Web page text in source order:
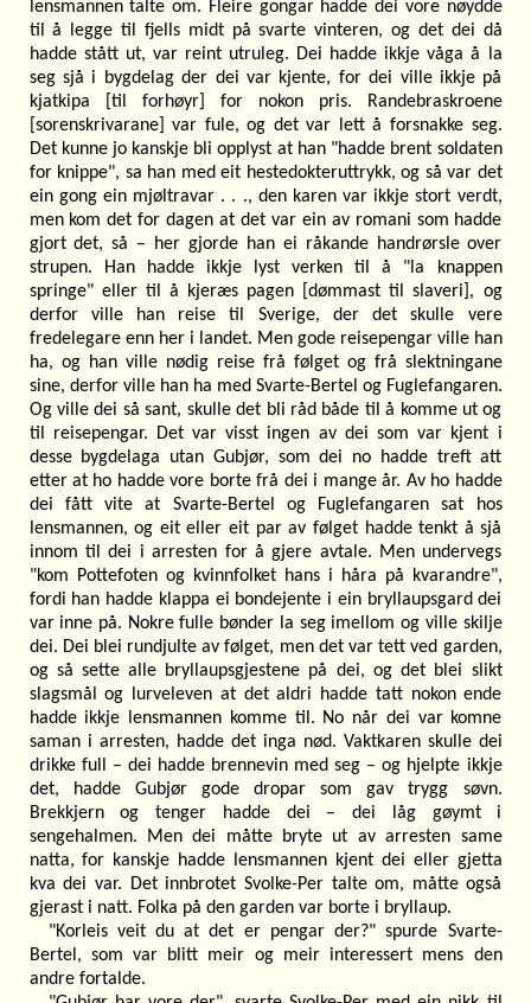
lensmannen talte om. Fleire gongar hadde dei vore nøydde
til å legge til fjells midt på svarte vinteren, og det dei då
hadde stått ut, var reint utruleg. Dei hadde ikkje våga å la
seg sjå i bygdelag der dei var kjente, for dei ville ikkje på
kjatkipa [til forhøyr] for nokon pris. Randebraskroene
[sorenskrivarane] var fule, og det var lett å forsnakke seg.
Det kunne jo kanskje bli opplyst at han "hadde brent soldaten
for knippe", sa han med eit hestedokteruttrykk, og så var det
ein gong ein mjøltravar . . ., den karen var ikkje stort verdt,
men kom det for dagen at det var ein av romani som hadde
gjort det, så – her gjorde han ei råkande handrørsle over
strupen. Han hadde ikkje lyst verken til å "la knappen
springe" eller til å kjeræs pagen [dømmast til slaveri], og
derfor ville han reise til Sverige, der det skulle vere
fredelegare enn her i landet. Men gode reisepengar ville han
ha, og han ville nødig reise frå følget og frå slektningane
sine, derfor ville han ha med Svarte-Bertel og Fuglefangaren.
Og ville dei så sant, skulle det bli råd både til å komme ut og
til reisepengar. Det var visst ingen av dei som var kjent i
desse bygdelaga utan Gubjør, som dei no hadde treft att
etter at ho hadde vore borte frå dei i mange år. Av ho hadde
dei fått vite at Svarte-Bertel og Fuglefangaren sat hos
lensmannen, og eit eller eit par av følget hadde tenkt å sjå
innom til dei i arresten for å gjere avtale. Men undervegs
"kom Pottefoten og kvinnfolket hans i håra på kvarandre",
fordi han hadde klappa ei bondejente i ein bryllaupsgard dei
var inne på. Nokre fulle bønder la seg imellom og ville skilje
dei. Dei blei rundjulte av følget, men det var tett ved garden,
og så sette alle bryllaupsgjestene på dei, og det blei slikt
slagsmål og lurveleven at det aldri hadde tatt nokon ende
hadde ikkje lensmannen komme til. No når dei var komne
saman i arresten, hadde det inga nød. Vaktkaren skulle dei
drikke full – dei hadde brennevin med seg – og hjelpte ikkje
det, hadde Gubjør gode dropar som gav trygg søvn.
Brekkjern og tenger hadde dei – dei låg gøymt i
sengehalmen. Men dei måtte bryte ut av arresten same
natta, for kanskje hadde lensmannen kjent dei eller gjetta
kva dei var. Det innbrotet Svolke-Per talte om, måtte også
gjerast i natt. Folka på den garden var borte i bryllaup.
"Korleis veit du at det er pengar der?" spurde Svarte-
Bertel, som var blitt meir og meir interessert mens den
andre fortalde.